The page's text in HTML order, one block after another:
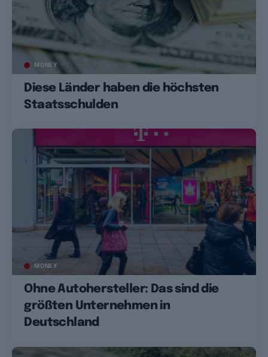
MONEY
Diese Länder haben die höchsten
Staatsschulden
MONEY
Ohne Autohersteller: Das sind die
größten Unternehmen in
Deutschland